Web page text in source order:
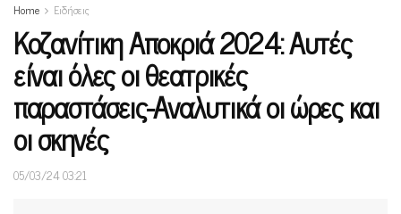
Home Ειδήσεις
Κοζανίτικη Αποκριά 2024: Αυτές
είναι όλες οι θεατρικές
παραστάσεις-Αναλυτικά οι ώρες και
οι σκηνές
05/03/24 03:21